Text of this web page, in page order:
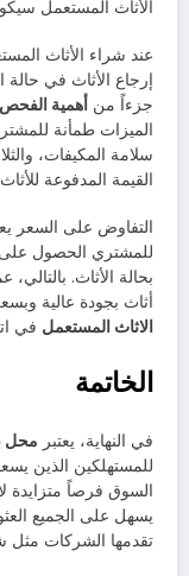
الأثاث المستعمل
عند شراء الأثاث
إرجاع الأثاث في
جزءاً من أهمية
الميزات طمأنة
سلامة المكيفات،
القيمة المدفوعة
التفاوض على السعر
للمشتري الحصول على
بحالة الأثاث.
أثاث بجودة عالية
الاثاث المستعمل في
الخاتمة
في النهاية، يعتبر محل
للمستهلكين الذين
السوق فرصاً متزايدة
يسهل على الجميع
تقدمها الشركات